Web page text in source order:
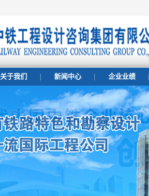
关于我们 新闻中心 企业业绩